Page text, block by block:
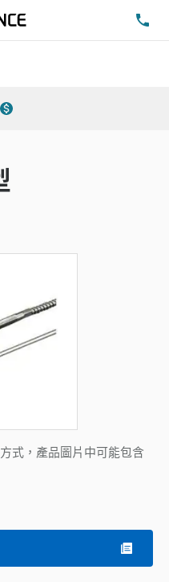
式，產品圖片中可能包含